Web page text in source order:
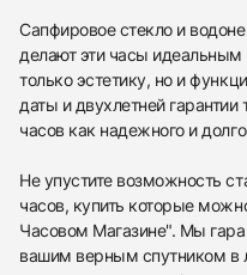
Сапфировое стекло и
делают эти часы
только эстетику, но и
даты и двухлетней гарантии
часов как надежного и
Не упустите возможность
часов, купить которые
Часовом Магазине". Мы
вашим верным спутником в